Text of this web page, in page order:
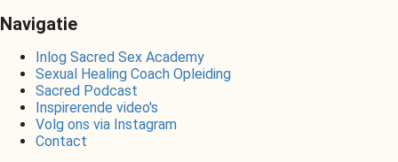
Navigatie
Inlog Sacred Sex Academy
Sexual Healing Coach Opleiding
Sacred Podcast
Inspirerende video's
Volg ons via Instagram
Contact